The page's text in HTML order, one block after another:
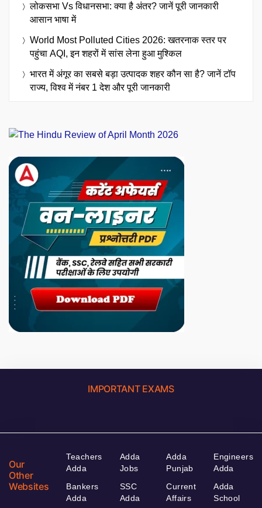
लोकसभा Vs विधानसभा: क्या है अंतर? जानें पूरी जानकारी
आसान भाषा में
World Most Polluted Cities 2026: खतरनाक स्तर पर
पहुंचा AQI, इन शहरों में सांस लेना हुआ मुश्किल
भारत में अंगूर का सबसे बड़ा उत्पादक शहर कौन सा है? जानें टॉप
राज्य, विश्व में नंबर 1 देश और पूरी जानकारी
IMPORTANT EXAMS
Our
Other
Websites
Teachers
Adda
Bankers
Adda
Adda
Jobs
SSC
Adda
Adda
Punjab
Current
Affairs
Engineers
Adda
Adda
School